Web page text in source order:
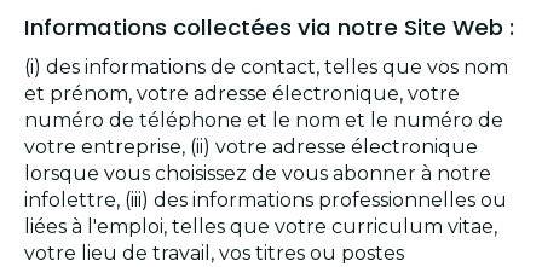
Informations collectées via notre Site Web :
(i) des informations de contact, telles que vos nom
et prénom, votre adresse électronique, votre
numéro de téléphone et le nom et le numéro de
votre entreprise, (ii) votre adresse électronique
lorsque vous choisissez de vous abonner à notre
infolettre, (iii) des informations professionnelles ou
liées à l'emploi, telles que votre curriculum vitae,
votre lieu de travail, vos titres ou postes